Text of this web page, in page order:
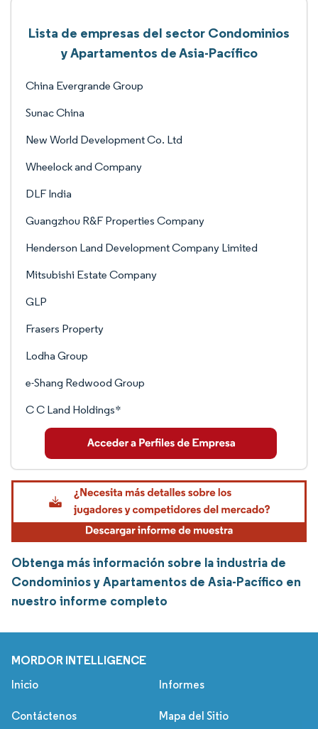
Lista de empresas del sector Condominios
y Apartamentos de Asia-Pacífico
China Evergrande Group
Sunac China
New World Development Co. Ltd
Wheelock and Company
DLF India
Guangzhou R&F Properties Company
Henderson Land Development Company Limited
Mitsubishi Estate Company
GLP
Frasers Property
Lodha Group
e-Shang Redwood Group
C C Land Holdings*
Obtenga más información sobre la industria de
Condominios y Apartamentos de Asia-Pacífico en
nuestro informe completo
MORDOR INTELLIGENCE
Inicio Informes
Contáctenos Mapa del Sitio